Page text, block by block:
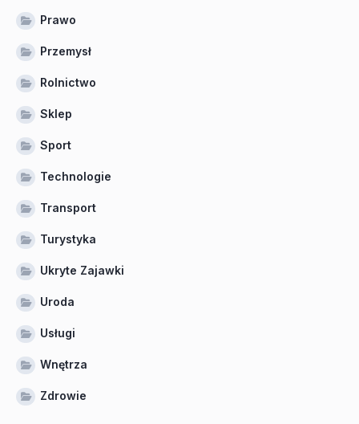
Prawo
Przemysł
Rolnictwo
Sklep
Sport
Technologie
Transport
Turystyka
Ukryte Zajawki
Uroda
Usługi
Wnętrza
Zdrowie